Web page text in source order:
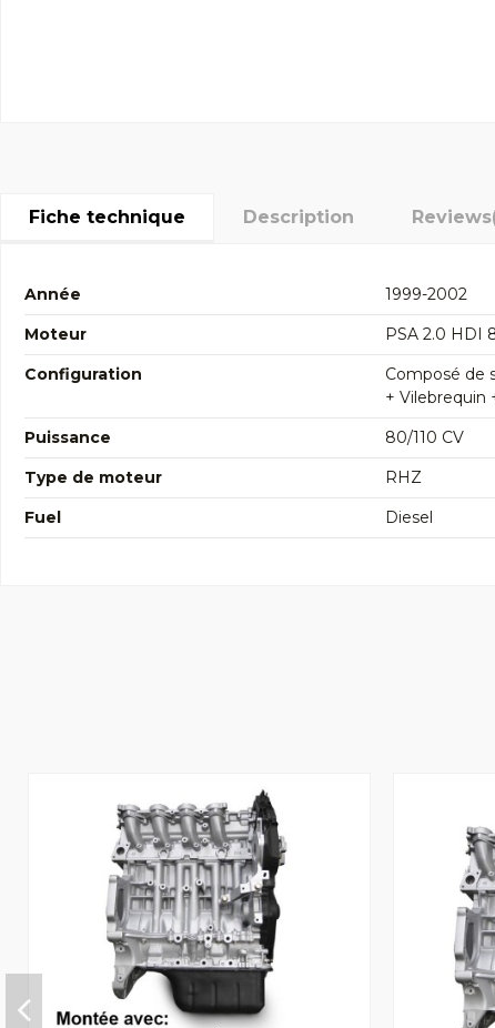
Fiche technique Description Reviews
Année
1999-2002
Moteur
PSA 2.0 HDI
Configuration
Composé de
+ Vilebrequin
Puissance
80/110 CV
Type de moteur
RHZ
Fuel
Diesel